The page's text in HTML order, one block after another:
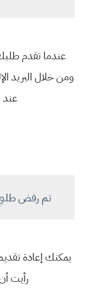
عندما تقدم
ومن خلال البريد
عند
تم رفض
رأيت